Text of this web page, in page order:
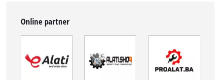
Online partner